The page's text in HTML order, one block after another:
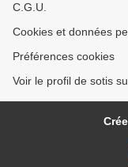
C.G.U.
Cookies et données
Préférences cookies
Voir le profil de sotis